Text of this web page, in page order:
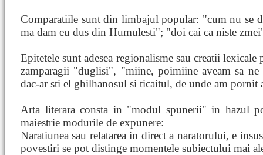
Comparatiile sunt din limbajul popular: "cum nu se
ma dam eu dus din Humulesti"; "doi cai ca niste
Epitetele sunt adesea regionalisme sau creatii
zamparagii "duglisi", "miine, poimiine aveam sa
dac-ar sti el ghilhanosul si ticaitul, de unde am pornit
Arta literara consta in "modul spunerii" in hazul
maiestrie modurile de expunere:
Naratiunea sau relatarea in direct a naratorului, e
povestiri se pot distinge momentele subiectului mai